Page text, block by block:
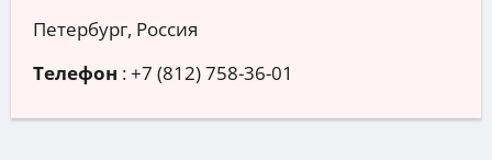
Петербург, Россия
Телефон :+7 (812) 758-36-01